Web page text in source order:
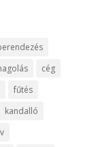
cég
fűtés
kandalló